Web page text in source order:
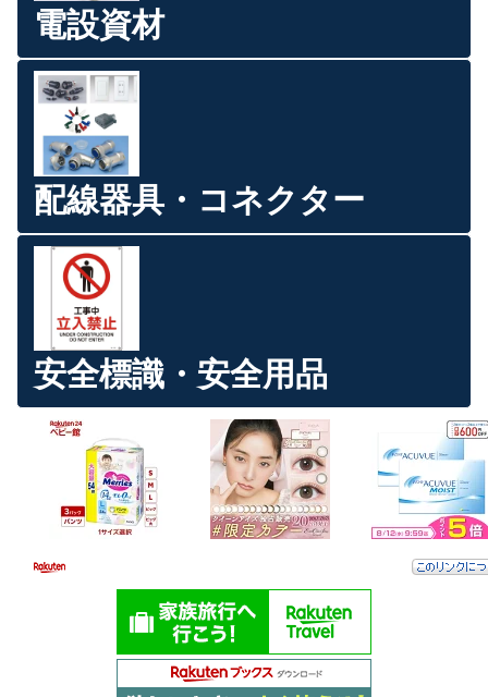
電設資材
配線器具・コネクター
安全標識・安全用品